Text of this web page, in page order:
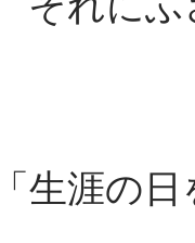
「生涯の